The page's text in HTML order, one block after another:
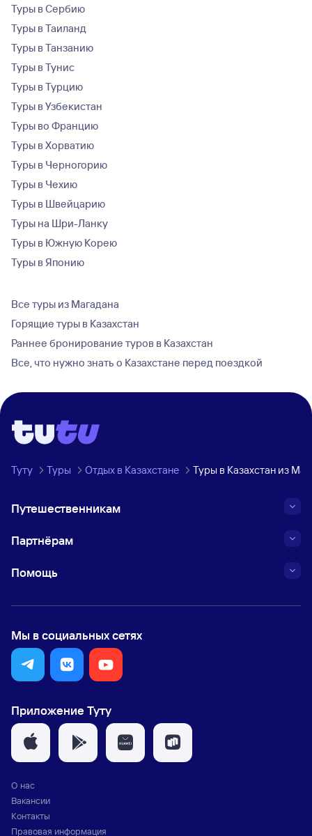
Туры в Сербию
Туры в Таиланд
Туры в Танзанию
Туры в Тунис
Туры в Турцию
Туры в Узбекистан
Туры во Францию
Туры в Хорватию
Туры в Черногорию
Туры в Чехию
Туры в Швейцарию
Туры на Шри-Ланку
Туры в Южную Корею
Туры в Японию
Все туры из Магадана
Горящие туры в Казахстан
Раннее бронирование туров в Казахстан
Все, что нужно знать о Казахстане перед поездкой
Туту Туры Отдых в Казахстане Туры в Казахстан из
Путешественникам
Партнёрам
Помощь
Мы в социальных сетях
Приложение Туту
О нас
Вакансии
Контакты
Правовая информация